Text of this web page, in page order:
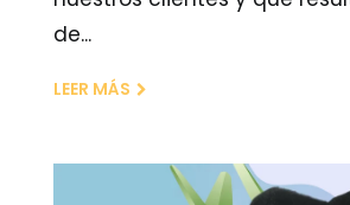
de...
LEER MÁS